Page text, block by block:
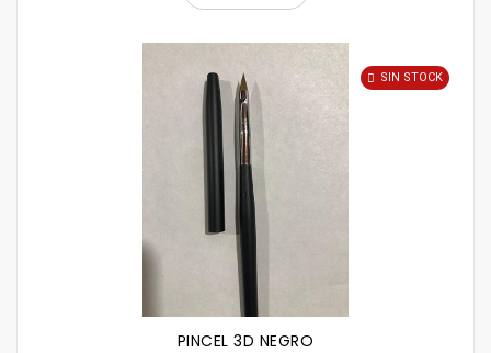
PINCEL 3D NEGRO
SIN STOCK